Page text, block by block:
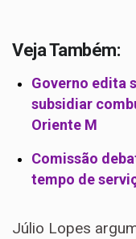
Veja Também:
Governo edita
subsidiar
Oriente M
Comissão
tempo de
Júlio Lopes